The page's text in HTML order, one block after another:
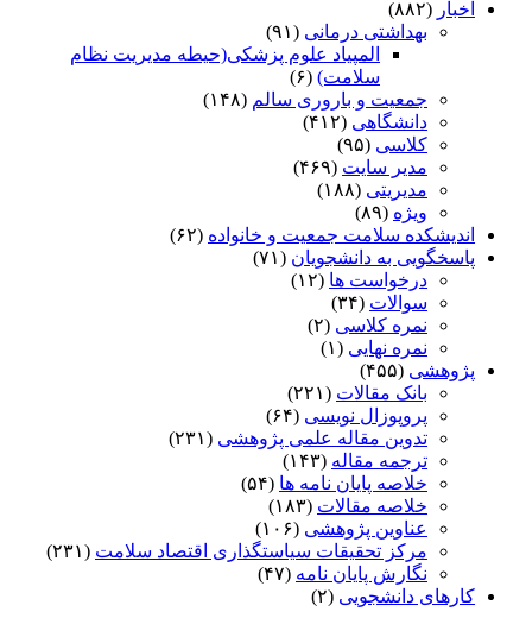
اخبار (۸۸۲)
بهداشتی درمانی (۹۱)
المپیاد علوم پزشکی(حیطه مدیریت نظام
سلامت) (۶)
جمعیت و باروری سالم (۱۴۸)
دانشگاهی (۴۱۲)
کلاسی (۹۵)
مدیر سایت (۴۶۹)
مدیریتی (۱۸۸)
ویژه (۸۹)
اندیشکده سلامت جمعیت و خانواده (۶۲)
پاسخگویی به دانشجویان (۷۱)
درخواست ها (۱۲)
سوالات (۳۴)
نمره کلاسی (۲)
نمره نهایی (۱)
پژوهشی (۴۵۵)
بانک مقالات (۲۲۱)
پروپوزال نویسی (۶۴)
تدوین مقاله علمی پژوهشی (۲۳۱)
ترجمه مقاله (۱۴۳)
خلاصه پایان نامه ها (۵۴)
خلاصه مقالات (۱۸۳)
عناوین پژوهشی (۱۰۶)
مرکز تحقیقات سیاستگذاری اقتصاد سلامت (۲۳۱)
نگارش پایان نامه (۴۷)
کارهای دانشجویی (۲)